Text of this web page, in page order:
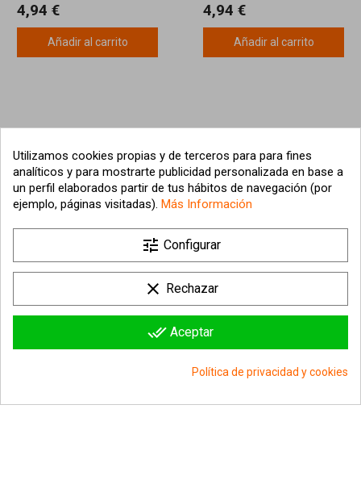
4,94 €
Añadir al carrito
4,94 €
Añadir al carrito
Información sobre la tienda 
Utilizamos cookies propias y de terceros para para fines
analíticos y para mostrarte publicidad personalizada en base a
un perfil elaborados partir de tus hábitos de navegación (por
ejemplo, páginas visitadas). Más Información
tune Configurar
clear Rechazar
done_all Aceptar
Política de privacidad y cookies